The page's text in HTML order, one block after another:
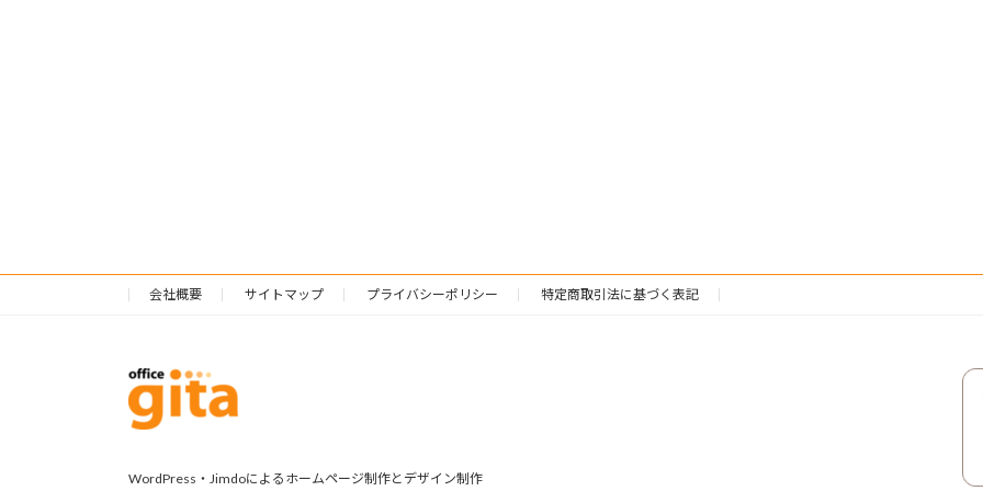
会社概要 サイトマップ プライバシーポリシー 特定商取引法に基づく表記
WordPress・Jimdoによるホームページ制作とデザイン制作